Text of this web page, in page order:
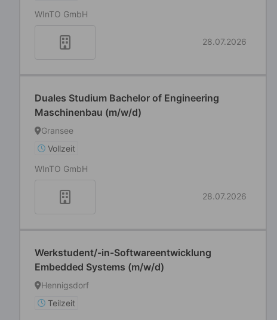
WInTO GmbH
28.07.2026
Duales Studium Bachelor of Engineering
Maschinenbau (m/w/d)
Gransee
Vollzeit
WInTO GmbH
28.07.2026
Werkstudent/-in-Softwareentwicklung
Embedded Systems (m/w/d)
Hennigsdorf
Teilzeit